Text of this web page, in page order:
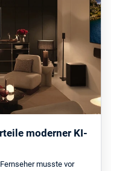
moderner KI-
musste vor